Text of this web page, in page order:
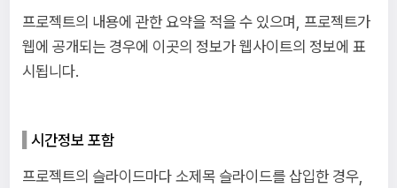
프로젝트의 내용에 관한 요약을 적을 수 있으며, 프로젝트가
웹에 공개되는 경우에 이곳의 정보가 웹사이트의 정보에 표
시됩니다.
시간정보 포함
프로젝트의 슬라이드마다 소제목 슬라이드를 삽입한 경우,